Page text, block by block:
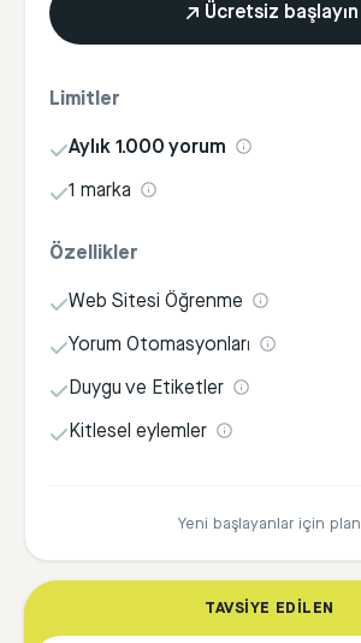
Ücretsiz başlayın
Limitler
Aylık 1.000 yorum
1 marka
Özellikler
Web Sitesi Öğrenme
Yorum Otomasyonları
Duygu ve Etiketler
Kitlesel eylemler
Yeni başlayanlar için plan
TAVSIYE EDILEN